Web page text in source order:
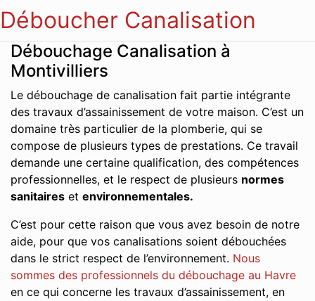
Déboucher Canalisation
Débouchage Canalisation à
Montivilliers
Le débouchage de canalisation fait partie intégrante
des travaux d’assainissement de votre maison. C’est un
domaine très particulier de la plomberie, qui se
compose de plusieurs types de prestations. Ce travail
demande une certaine qualification, des compétences
professionnelles, et le respect de plusieurs normes
sanitaires et environnementales.
C’est pour cette raison que vous avez besoin de notre
aide, pour que vos canalisations soient débouchées
dans le strict respect de l’environnement. Nous
sommes des professionnels du débouchage au Havre
en ce qui concerne les travaux d’assainissement, en